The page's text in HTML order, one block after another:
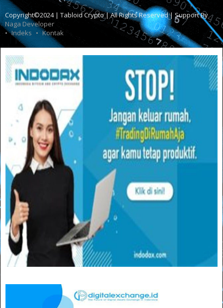
Copyright©2024 | Tabloid Crypto | All Rights Reserved | Support By
Naga Developer
Indeks
Kontak